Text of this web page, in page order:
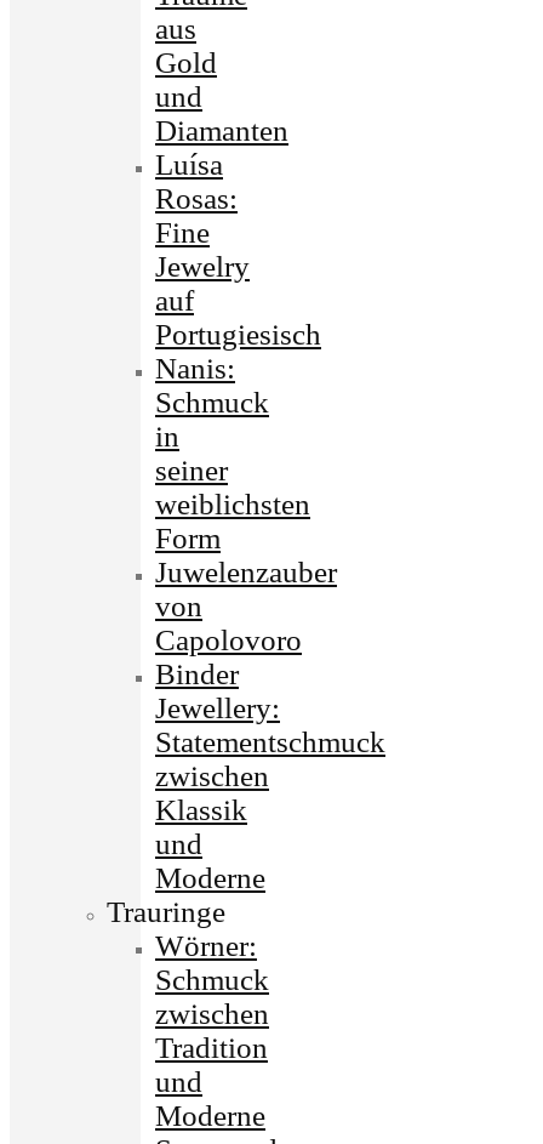
aus
Gold
und
Diamanten
Luísa
Rosas:
Fine
Jewelry
auf
Portugiesisch
Nanis:
Schmuck
in
seiner
weiblichsten
Form
Juwelenzauber
von
Capolovoro
Binder
Jewellery:
Statementschmuck
zwischen
Klassik
und
Moderne
Trauringe
Wörner:
Schmuck
zwischen
Tradition
und
Moderne